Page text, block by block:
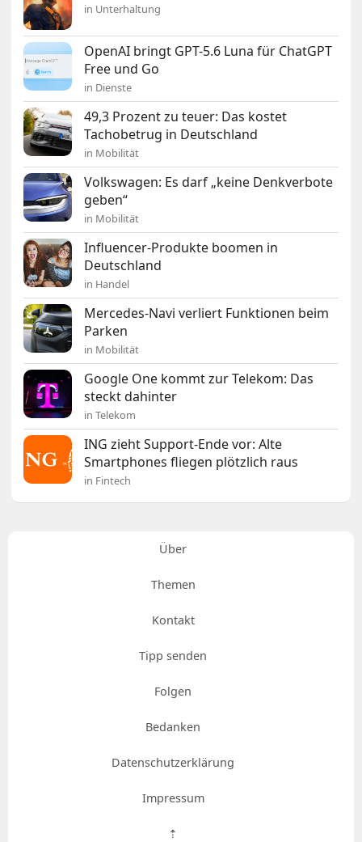
in Unterhaltung
OpenAI bringt GPT-5.6 Luna für ChatGPT
Free und Go
in Dienste
49,3 Prozent zu teuer: Das kostet
Tachobetrug in Deutschland
in Mobilität
Volkswagen: Es darf „keine Denkverbote
geben“
in Mobilität
Influencer-Produkte boomen in
Deutschland
in Handel
Mercedes-Navi verliert Funktionen beim
Parken
in Mobilität
Google One kommt zur Telekom: Das
steckt dahinter
in Telekom
ING zieht Support-Ende vor: Alte
Smartphones fliegen plötzlich raus
in Fintech
Über
Themen
Kontakt
Tipp senden
Folgen
Bedanken
Datenschutzerklärung
Impressum
⇡